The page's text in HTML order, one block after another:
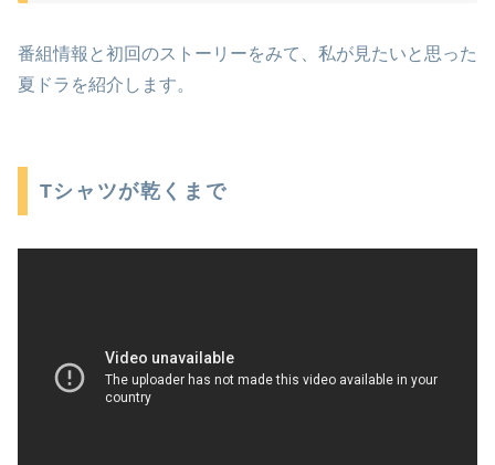
番組情報と初回のストーリーをみて、私が見たいと思った
夏ドラを紹介します。
Tシャツが乾くまで